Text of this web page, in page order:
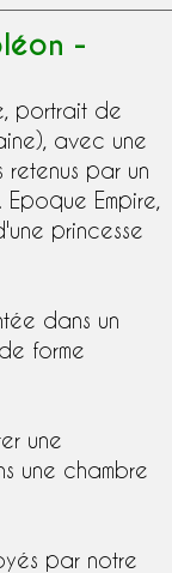
-
, portrait de
avec une
par un
Epoque Empire
princesse
dans un
, de forme
une
une chambre
par notre